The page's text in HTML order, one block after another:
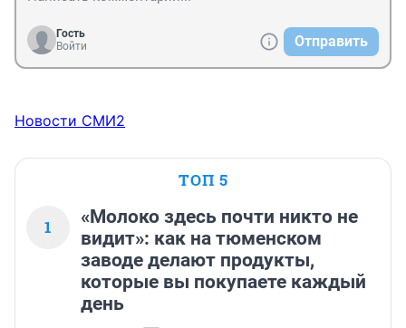
Гость
Войти
Отправить
Новости СМИ2
ТОП 5
1
«Молоко здесь почти никто не
видит»: как на тюменском
заводе делают продукты,
которые вы покупаете каждый
день